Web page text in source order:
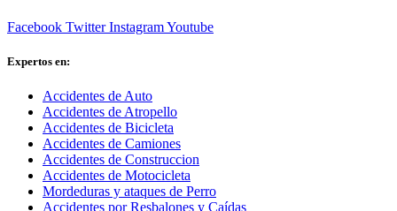
Facebook Twitter InstagramYoutube
Expertos en:
Accidentes de Auto
Accidentes de Atropello
Accidentes de Bicicleta
Accidentes de Camiones
Accidentes de Construccion
Accidentes de Motocicleta
Mordeduras y ataques de Perro
Accidentes por Resbalones y Caídas